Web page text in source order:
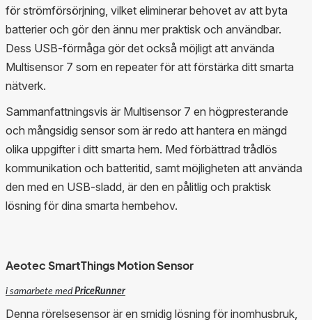
för strömförsörjning, vilket eliminerar behovet av att byta
batterier och gör den ännu mer praktisk och användbar.
Dess USB-förmåga gör det också möjligt att använda
Multisensor 7 som en repeater för att förstärka ditt smarta
nätverk.
Sammanfattningsvis är Multisensor 7 en högpresterande
och mångsidig sensor som är redo att hantera en mängd
olika uppgifter i ditt smarta hem. Med förbättrad trådlös
kommunikation och batteritid, samt möjligheten att använda
den med en USB-sladd, är den en pålitlig och praktisk
lösning för dina smarta hembehov.
Aeotec SmartThings Motion Sensor
i samarbete medPriceRunner
Denna rörelsesensor är en smidig lösning för inomhusbruk,